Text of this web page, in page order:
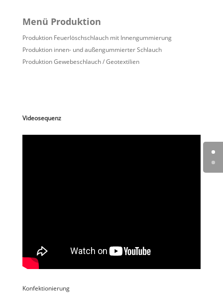
Menü Produktion
Produktion Feuerlöschschlauch mit Innengummierung
Produktion innen- und außengummierter Schlauch
Produktion Gewebeschlauch / Geotextilien
Videosequenz
Konfektionierung